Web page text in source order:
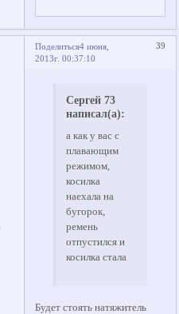
Поделиться 39
4 июня,
2013г. 00:37:10
Сергей 73
написал(а):
а как у вас с
плавающим
режимом,
косилка
наехала на
бугорок,
ремень
отпустился и
косилка стала
Будет стоять натяжитель